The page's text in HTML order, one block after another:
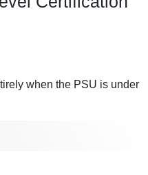
when the PSU is under